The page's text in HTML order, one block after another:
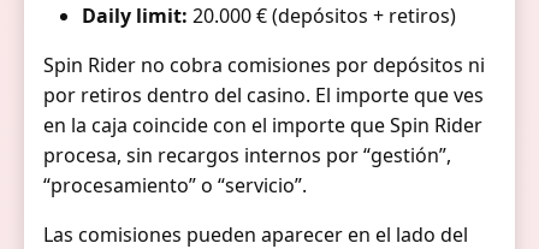
Daily limit: 20.000 € (depósitos + retiros)
Spin Rider no cobra comisiones por depósitos ni
por retiros dentro del casino. El importe que ves
en la caja coincide con el importe que Spin Rider
procesa, sin recargos internos por “gestión”,
“procesamiento” o “servicio”.
Las comisiones pueden aparecer en el lado del